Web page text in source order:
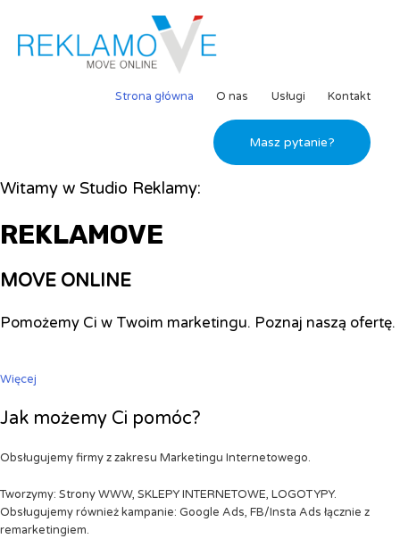
Strona główna O nas Usługi Kontakt
Masz pytanie?
Witamy w Studio Reklamy:
REKLAMOVE
MOVE ONLINE
Pomożemy Ci w Twoim marketingu. Poznaj naszą ofertę.
Więcej
Jak możemy Ci pomóc?
Obsługujemy firmy z zakresu Marketingu Internetowego.
Tworzymy: Strony WWW, SKLEPY INTERNETOWE, LOGOTYPY.
Obsługujemy również kampanie: Google Ads, FB/Insta Ads łącznie z
remarketingiem.